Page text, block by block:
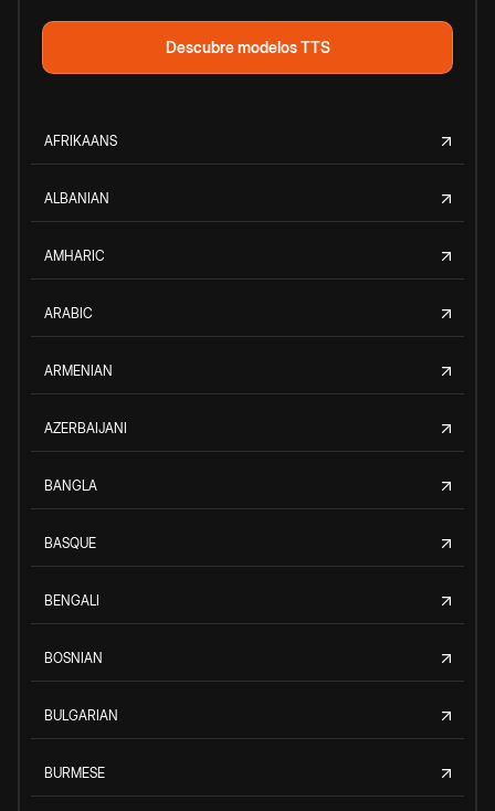
Descubre modelos TTS
AFRIKAANS
ALBANIAN
AMHARIC
ARABIC
ARMENIAN
AZERBAIJANI
BANGLA
BASQUE
BENGALI
BOSNIAN
BULGARIAN
BURMESE